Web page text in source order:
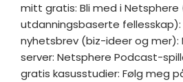
mitt gratis: Bli med i
utdanningsbaserte
nyhetsbrev (biz-ideer og mer):
server: Netsphere Podcast-
gratis kasusstudier: Følg meg